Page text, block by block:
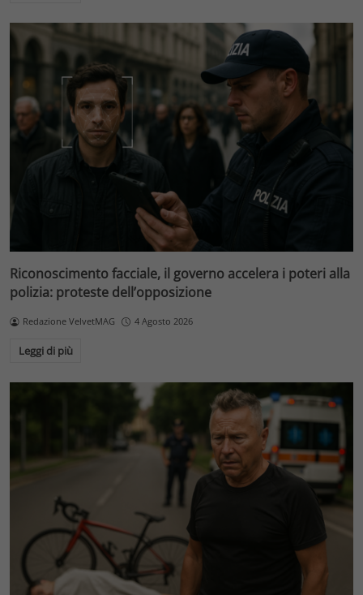
Riconoscimento facciale, il governo accelera i poteri alla
polizia: proteste dell’opposizione
Redazione VelvetMAG 4 Agosto 2026
Leggi di più